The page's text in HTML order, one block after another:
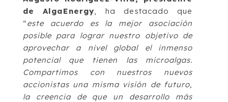
de AlgaEnergy , ha destacado que
“este acuerdo es la mejor asociación
posible para lograr nuestro objetivo de
aprovechar a nivel global el inmenso
potencial que tienen las microalgas.
Compartimos con nuestros nuevos
accionistas una misma visión de futuro,
la creencia de que un desarrollo más